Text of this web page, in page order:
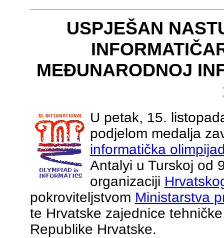
USPJEŠAN
MEĐUNARODNOJ
U petak, 15.
podjelom medalja
informatička
Antalyi u Turskoj od
organizaciji
pokroviteljstvom Ministarstva
te Hrvatske zajednice
Republike Hrvatske.